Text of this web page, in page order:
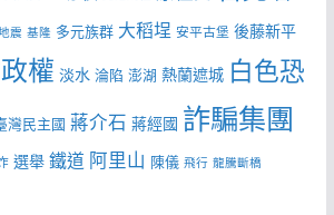
震 基隆 多元族群 大稻埕 安平古堡 後藤新平
權 淡水 淪陷 澎湖 熱蘭遮城 白色恐
灣民主國 蔣介石 蔣經國 詐騙集團
選舉 鐵道 阿里山 陳儀 飛行 龍騰斷橋